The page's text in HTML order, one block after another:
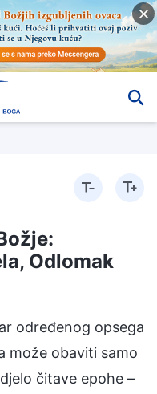
Odlomak
određenog opsega
može obaviti samo
čitave epohe –